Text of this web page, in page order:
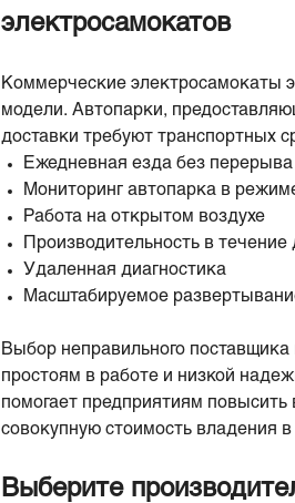
электросамокатов
Коммерческие электросамокаты
модели. Автопарки,
доставки требуют транспортных
Ежедневная езда без перерыва
Мониторинг автопарка в
Работа на открытом воздухе
Производительность в
Удаленная диагностика
Масштабируемое
Выбор неправильного
простоям в работе и низкой
помогает предприятиям
совокупную стоимость владения
Выберите